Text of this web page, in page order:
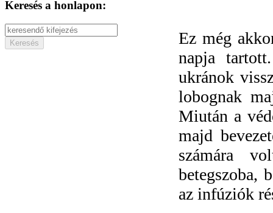
Keresés a honlapon:
Ez még
napja
ukránok
lobognak
Miután a
majd
számára
betegszoba,
az infúziók